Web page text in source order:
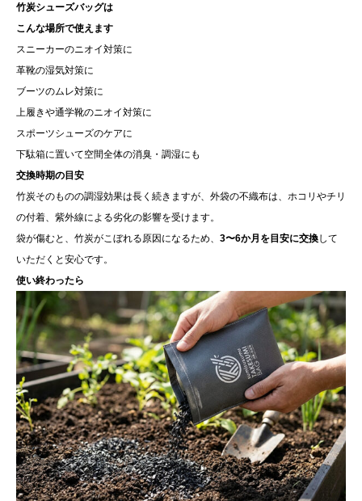
竹炭シューズバッグは
こんな場所で使えます
スニーカーのニオイ対策に
革靴の湿気対策に
ブーツのムレ対策に
上履きや通学靴のニオイ対策に
スポーツシューズのケアに
下駄箱に置いて空間全体の消臭・調湿にも
交換時期の目安
竹炭そのものの調湿効果は長く続きますが、外袋の不織布は、ホコリやチリ
の付着、紫外線による劣化の影響を受けます。
袋が傷むと、竹炭がこぼれる原因になるため、 3〜6か月を目安に交換して
いただくと安心です。
使い終わったら